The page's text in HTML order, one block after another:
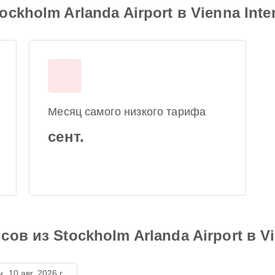
Arlanda Airport в Vienna
Месяц самого низкого тарифа
сент.
из Stockholm Arlanda Airport в